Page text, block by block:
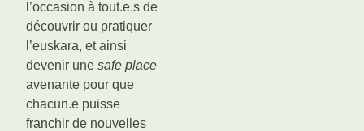
l’occasion à tout.e.s de
découvrir ou pratiquer
l’euskara, et ainsi
devenir unesafe place
avenante pour que
chacun.e puisse
franchir de nouvelles